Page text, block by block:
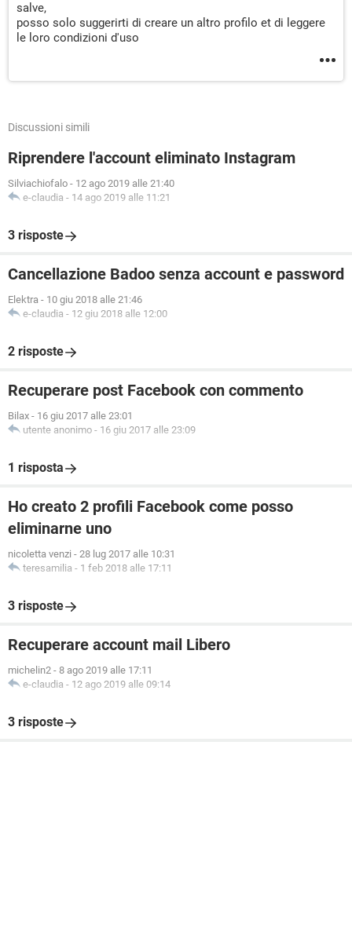
salve,
posso solo suggerirti di creare un altro profilo et di leggere
le loro condizioni d'uso
Discussioni simili
Riprendere l'account eliminato Instagram
Silviachiofalo - 12 ago 2019 alle 21:40
e-claudia - 14 ago 2019 alle 11:21
3 risposte
Cancellazione Badoo senza account e password
Elektra - 10 giu 2018 alle 21:46
e-claudia - 12 giu 2018 alle 12:00
2 risposte
Recuperare post Facebook con commento
Bilax - 16 giu 2017 alle 23:01
utente anonimo - 16 giu 2017 alle 23:09
1 risposta
Ho creato 2 profili Facebook come posso
eliminarne uno
nicoletta venzi - 28 lug 2017 alle 10:31
teresamilia - 1 feb 2018 alle 17:11
3 risposte
Recuperare account mail Libero
michelin2 - 8 ago 2019 alle 17:11
e-claudia - 12 ago 2019 alle 09:14
3 risposte